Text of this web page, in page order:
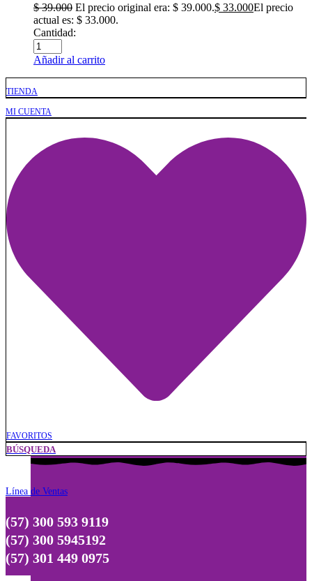
$39.000 El precio original era: $ 39.000.$ 33.000El precio
actual es: $ 33.000.
Cantidad:
Añadir al carrito
TIENDA
MI CUENTA
FAVORITOS
BÚSQUEDA
Línea de Ventas
(57) 300 593 9119
(57) 300 5945192
(57) 301 449 0975